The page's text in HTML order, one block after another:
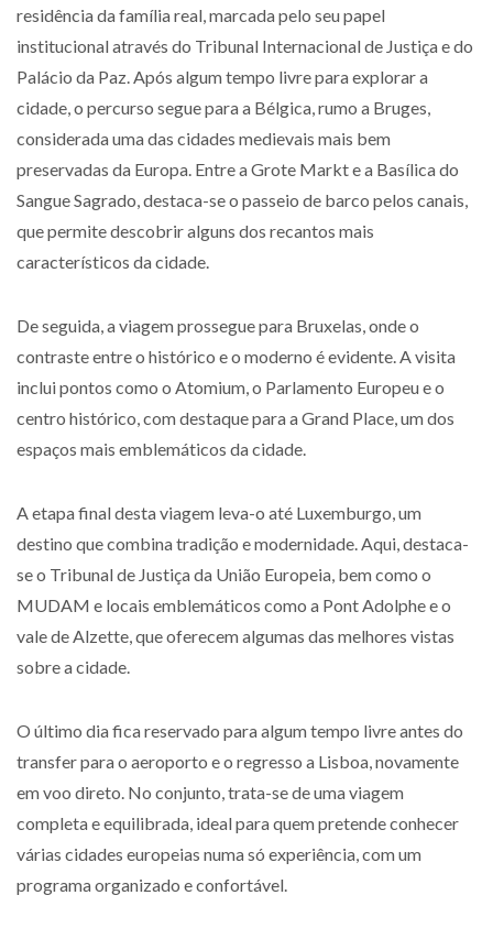
residência da família real, marcada pelo seu papel
institucional através do Tribunal Internacional de Justiça e do
Palácio da Paz. Após algum tempo livre para explorar a
cidade, o percurso segue para a Bélgica, rumo a Bruges,
considerada uma das cidades medievais mais bem
preservadas da Europa. Entre a Grote Markt e a Basílica do
Sangue Sagrado, destaca-se o passeio de barco pelos canais,
que permite descobrir alguns dos recantos mais
característicos da cidade.
De seguida, a viagem prossegue para Bruxelas, onde o
contraste entre o histórico e o moderno é evidente. A visita
inclui pontos como o Atomium, o Parlamento Europeu e o
centro histórico, com destaque para a Grand Place, um dos
espaços mais emblemáticos da cidade.
A etapa final desta viagem leva-o até Luxemburgo, um
destino que combina tradição e modernidade. Aqui, destaca-
se o Tribunal de Justiça da União Europeia, bem como o
MUDAM e locais emblemáticos como a Pont Adolphe e o
vale de Alzette, que oferecem algumas das melhores vistas
sobre a cidade.
O último dia fica reservado para algum tempo livre antes do
transfer para o aeroporto e o regresso a Lisboa, novamente
em voo direto. No conjunto, trata-se de uma viagem
completa e equilibrada, ideal para quem pretende conhecer
várias cidades europeias numa só experiência, com um
programa organizado e confortável.